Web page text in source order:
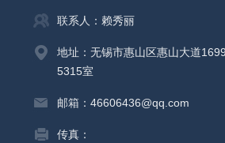
联系人：赖秀丽
地址：无锡市惠山区惠山大道
5315室
邮箱：46606436@qq.com
传真：